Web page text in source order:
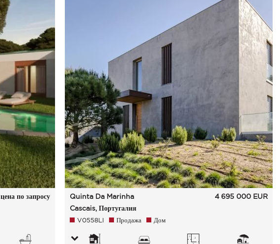
цена по запросу
Quinta Da Marinha
Cascais, Португалия
4 695 000 EUR
V0558LI Продажа Дом